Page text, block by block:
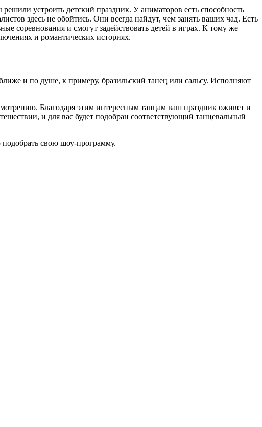
решили устроить детский праздник. У аниматоров есть способность
здесь не обойтись. Они всегда найдут, чем занять ваших чад. Есть
соревнования и смогут задействовать детей в играх. К тому же
и романтических историях.
и по душе, к примеру, бразильский танец или сальсу. Исполняют
Благодаря этим интересным танцам ваш праздник оживет и
и для вас будет подобран соответствующий танцевальный
свою шоу-программу.